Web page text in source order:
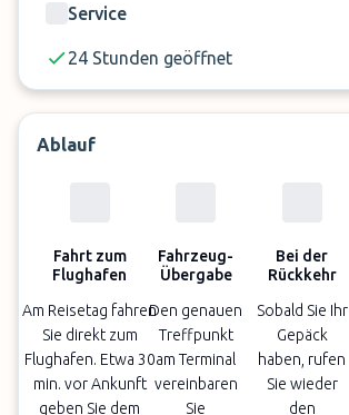
Service
24 Stunden geöffnet
Ablauf
Fahrt zum
Flughafen
Am Reisetag fahren
Sie direkt zum
Flughafen. Etwa 30
min. vor Ankunft
geben Sie dem
Fahrzeug-
Übergabe
Den genauen
Treffpunkt
am Terminal
vereinbaren
Sie
Bei der
Rückkehr
Sobald Sie Ihr
Gepäck
haben, rufen
Sie wieder
den